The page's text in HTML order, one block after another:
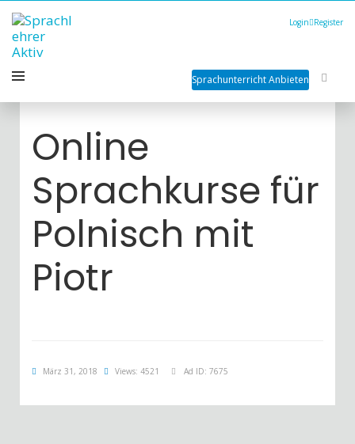
Login Register
Sprachunterricht Anbieten
Online
Sprachkurse für
Polnisch mit
Piotr
März 31, 2018 Views: 4521 Ad ID: 7675